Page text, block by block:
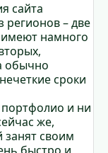
сайта
– две
намного
обычно
сроки
и ни
же,
занят своим